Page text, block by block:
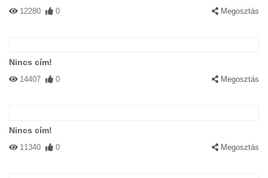
12280 0 Megosztás
Nincs cím!
14407 0 Megosztás
Nincs cím!
11340 0 Megosztás